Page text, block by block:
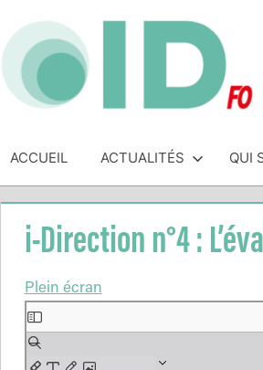
content
&
Direction
indépendant
direction
l'Éducation
Nationale
ACCUEIL ACTUALITÉS QUI
i-Direction n°4 :
Plein écran
Aller
au